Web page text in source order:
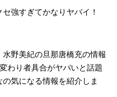
強すぎてかなりヤバイ！
野美紀の旦那唐橋充の情報
わり者具合がヤバいと話題
気になる情報を紹介しま